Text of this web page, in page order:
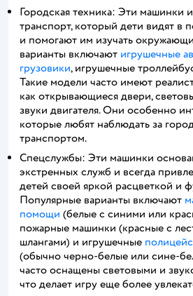
Городская техника: Эти машинки
транспорт, который дети видят в
и помогают им изучать
варианты включают игрушечные
грузовики, игрушечные
Такие модели часто имеют
как открывающиеся двери,
звуки двигателя. Они особенно
которые любят наблюдать за
транспортом.
Спецслужбы: Эти машинки
экстренных служб и всегда
детей своей яркой расцветкой и
Популярные варианты включают
помощи (белые с синими или
пожарные машинки (красные с
шлангами) и игрушечные
(обычно черно-белые или сине-
часто оснащены световыми и
что делает игру еще более